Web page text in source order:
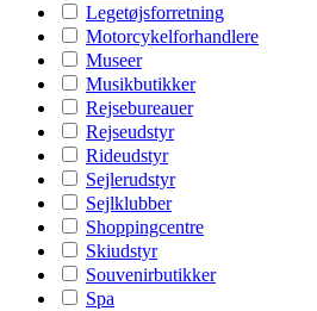
Legetøjsforretning
Motorcykelforhandlere
Museer
Musikbutikker
Rejsebureauer
Rejseudstyr
Rideudstyr
Sejlerudstyr
Sejlklubber
Shoppingcentre
Skiudstyr
Souvenirbutikker
Spa